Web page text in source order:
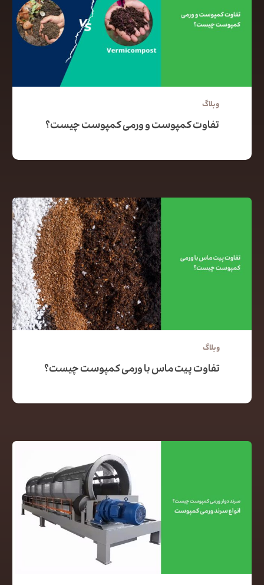
وبلاگ
تفاوت کمپوست و ورمی کمپوست چیست؟
وبلاگ
تفاوت پیت ماس با ورمی کمپوست چیست؟